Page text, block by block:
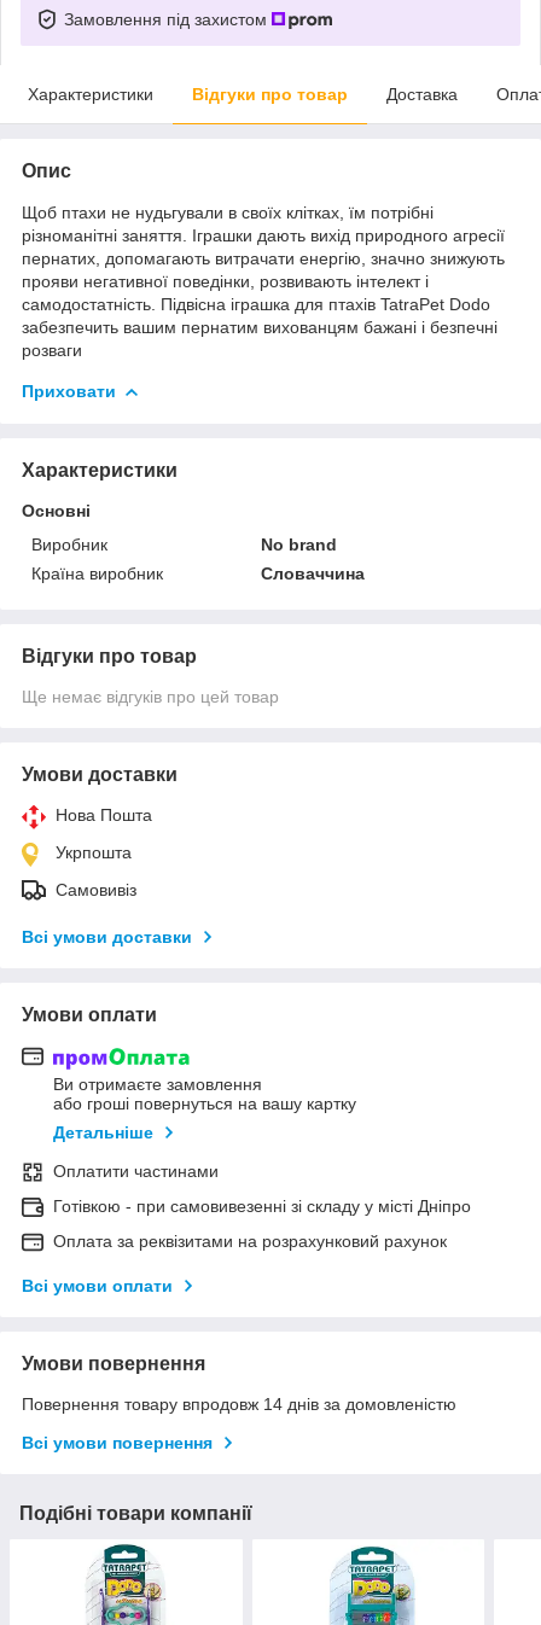
Замовлення під захистом
Характеристики Відгуки про товар Доставка
Опис
Щоб птахи не нудьгували в своїх клітках, їм потрібні
різноманітні заняття. Іграшки дають вихід природного агресії
пернатих, допомагають витрачати енергію, значно знижують
прояви негативної поведінки, розвивають інтелект і
самодостатність. Підвісна іграшка для птахів TatraPet Dodo
забезпечить вашим пернатим вихованцям бажані і безпечні
розваги
Приховати
Характеристики
Основні
Виробник
No brand
Країна виробник
Словаччина
Відгуки про товар
Ще немає відгуків про цей товар
Умови доставки
Нова Пошта
Укрпошта
Самовивіз
Всі умови доставки
Умови оплати
Ви отримаєте замовлення
або гроші повернуться на вашу картку
Детальніше
Оплатити частинами
Готівкою - при самовивезенні зі складу у місті Дніпро
Оплата за реквізитами на розрахунковий рахунок
Всі умови оплати
Умови повернення
Повернення товару впродовж 14 днів за домовленістю
Всі умови повернення
Подібні товари компанії